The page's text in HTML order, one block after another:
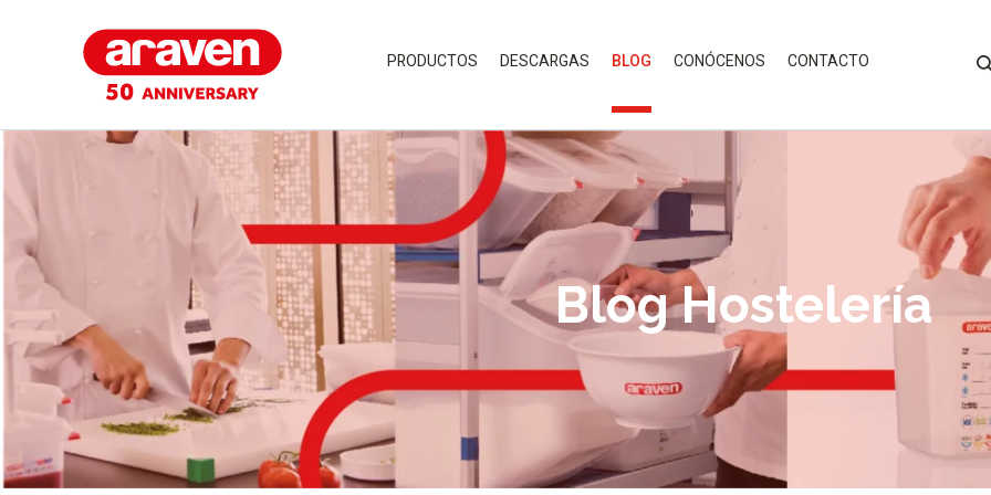
PRODUCTOS DESCARGAS BLOG CONÓCENOS CONTACTO
Blog Hostelería